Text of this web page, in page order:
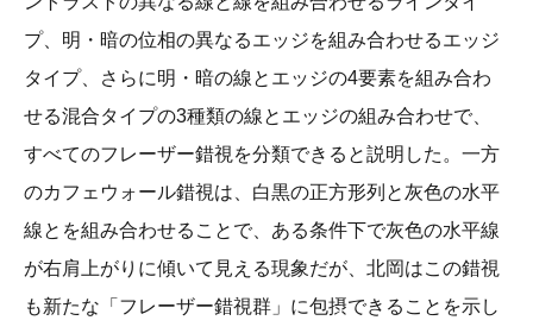
プ、明・暗の位相の異なるエッジを組み合わせるエッジ
タイプ、さらに明・暗の線とエッジの4要素を組み合わ
せる混合タイプの3種類の線とエッジの組み合わせで、
すべてのフレーザー錯視を分類できると説明した。一方
のカフェウォール錯視は、白黒の正方形列と灰色の水平
線とを組み合わせることで、ある条件下で灰色の水平線
が右肩上がりに傾いて見える現象だが、北岡はこの錯視
も新たな「フレーザー錯視群」に包摂できることを示し